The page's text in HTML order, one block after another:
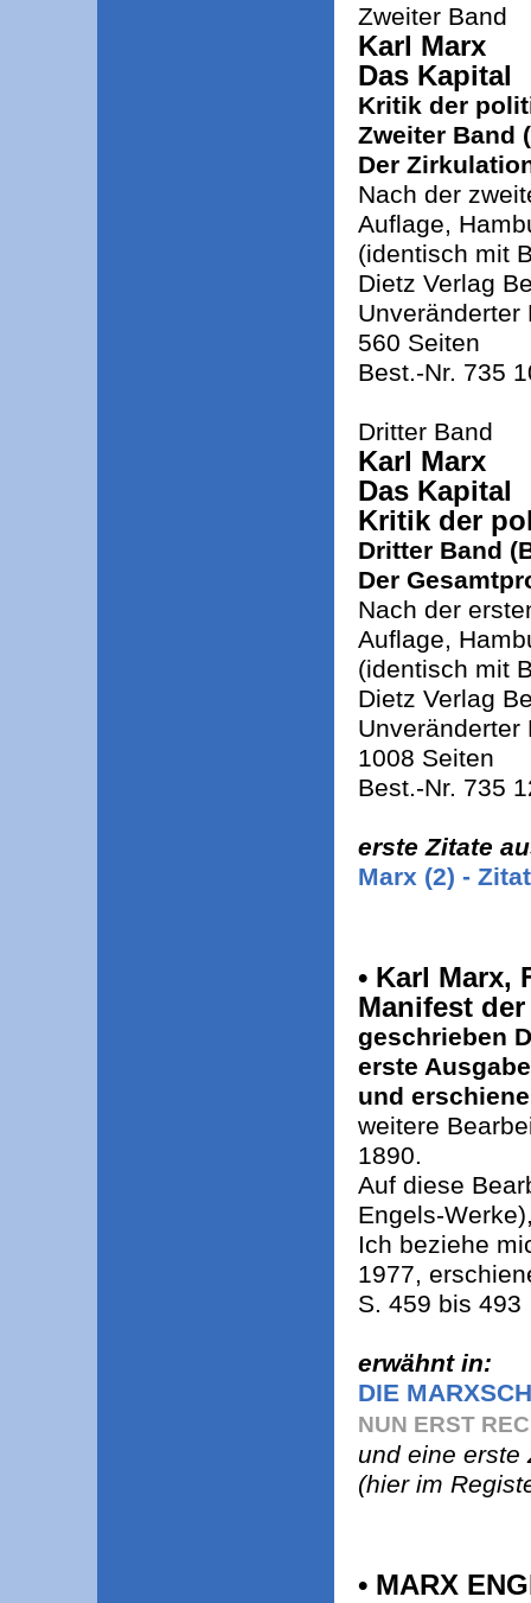
Zweiter Band
Karl Marx
Das Kapital
Kritik der
Zweiter Band
Der
Nach der
Auflage,
(identisch mit
Dietz Verlag
560 Seiten
Best.-Nr. 735
Dritter Band
Karl Marx
Das Kapital
Kritik der
Dritter Band
Der
Nach der
Auflage,
(identisch mit
Dietz Verlag
Unveränderter
1008 Seiten
Best.-Nr. 735
erste Zitate
Marx (2) -
• Karl Marx,
Manifest
geschrieben
erste
und
weitere
1890.
Auf diese
Engels-
Ich beziehe
1977,
S. 459 bis 493
erwähnt in:
DIE
NUN ERST
und eine erste
(hier im
• MARX